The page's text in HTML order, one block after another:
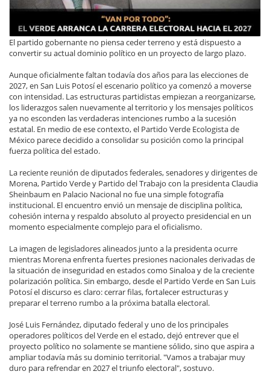
El partido gobernante no piensa ceder terreno y está dispuesto a
convertir su actual dominio político en un proyecto de largo plazo.
Aunque oficialmente faltan todavía dos años para las elecciones de
2027, en San Luis Potosí el escenario político ya comenzó a moverse
con intensidad. Las estructuras partidistas empiezan a reorganizarse,
los liderazgos salen nuevamente al territorio y los mensajes políticos
ya no esconden las verdaderas intenciones rumbo a la sucesión
estatal. En medio de ese contexto, el Partido Verde Ecologista de
México parece decidido a consolidar su posición como la principal
fuerza política del estado.
La reciente reunión de diputados federales, senadores y dirigentes de
Morena, Partido Verde y Partido del Trabajo con la presidenta Claudia
Sheinbaum en Palacio Nacional no fue una simple fotografía
institucional. El encuentro envió un mensaje de disciplina política,
cohesión interna y respaldo absoluto al proyecto presidencial en un
momento especialmente complejo para el oficialismo.
La imagen de legisladores alineados junto a la presidenta ocurre
mientras Morena enfrenta fuertes presiones nacionales derivadas de
la situación de inseguridad en estados como Sinaloa y de la creciente
polarización política. Sin embargo, desde el Partido Verde en San Luis
Potosí el discurso es claro: cerrar filas, fortalecer estructuras y
preparar el terreno rumbo a la próxima batalla electoral.
José Luis Fernández, diputado federal y uno de los principales
operadores políticos del Verde en el estado, dejó entrever que el
proyecto político no solamente se mantiene sólido, sino que aspira a
ampliar todavía más su dominio territorial. "Vamos a trabajar muy
duro para refrendar en 2027 el triunfo electoral", sostuvo.